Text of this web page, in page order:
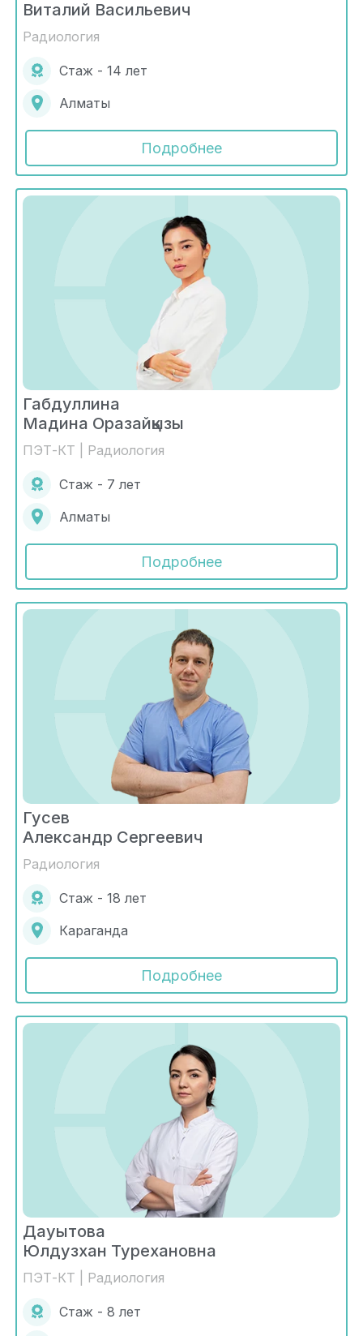
Виталий Васильевич
Радиология
Стаж - 14 лет
Алматы
Подробнее
Габдуллина
Мадина Оразайқызы
ПЭТ-КТ | Радиология
Стаж - 7 лет
Алматы
Подробнее
Гусев
Александр Сергеевич
Радиология
Стаж - 18 лет
Караганда
Подробнее
Дауытова
Юлдузхан Турехановна
ПЭТ-КТ | Радиология
Стаж - 8 лет